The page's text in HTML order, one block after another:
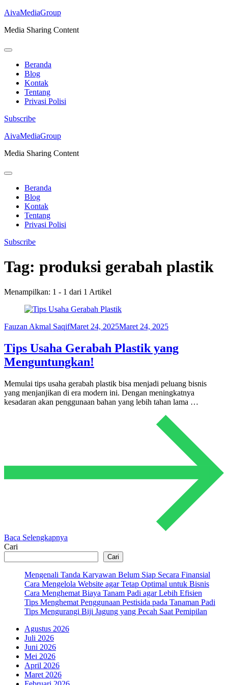
AivaMediaGroup
Media Sharing Content
Beranda
Blog
Kontak
Tentang
Privasi Polisi
Subscribe
Lompat
konten
Enter)
AivaMediaGroup
Media Sharing Content
Beranda
Blog
Kontak
Tentang
Privasi Polisi
Subscribe
Tag: produksi gerabah plastik
Menampilkan: 1 - 1 dari 1 Artikel
Fauzan Akmal SaqifMaret 24, 2025Maret 24, 2025
Tips Usaha Gerabah Plastik yang
Menguntungkan!
Memulai tips usaha gerabah plastik bisa menjadi peluang bisnis
yang menjanjikan di era modern ini. Dengan meningkatnya
kesadaran akan penggunaan bahan yang lebih tahan lama …
Baca Selengkapnya
Cari
Cari
Mengenali Tanda Karyawan Belum Siap Secara Finansial
Cara Mengelola Website agar Tetap Optimal untuk Bisnis
Cara Menghemat Biaya Tanam Padi agar Lebih Efisien
Tips Menghemat Penggunaan Pestisida pada Tanaman Padi
Tips Mengurangi Biji Jagung yang Pecah Saat Pemipilan
Agustus 2026
Juli 2026
Juni 2026
Mei 2026
April 2026
Maret 2026